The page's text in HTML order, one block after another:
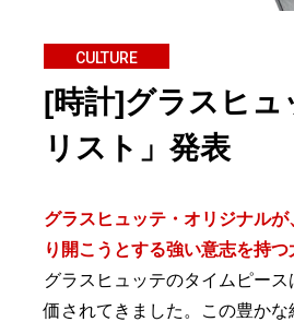
CULTURE
[時計]グラスヒ
リスト」発表
グラスヒュッテ・オリジナル
り開こうとする強い意志を持
グラスヒュッテのタイムピー
価されてきました。この豊か